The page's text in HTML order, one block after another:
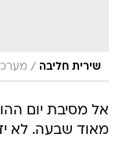
שירית חליבה /
אל מסיבת יום
מאוד שבעה. לא